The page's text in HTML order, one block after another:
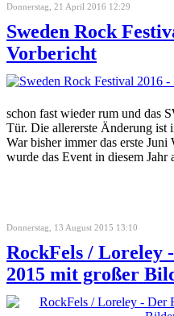
Donnerstag, 21 April 2016 12:29
Sweden Rock
Vorbericht
schon fast wieder rum und das
Tür. Die allererste Änderung ist
War bisher immer das erste
wurde das Event in diesem Jahr
Donnerstag, 13 August 2015 13:10
RockFels / Loreley
2015 mit großer